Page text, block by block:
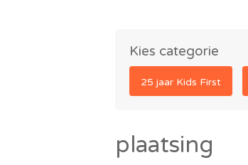
Kies categorie
25 jaar Kids First
plaatsing